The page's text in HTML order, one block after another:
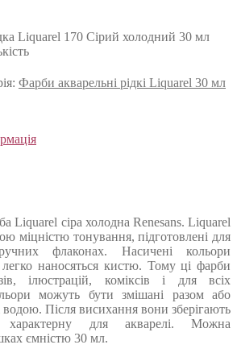
Liquarel 170 Сірий холодний 30 мл
Фарби акварельні рідкі Liquarel 30 мл
Liquarel сіра холодна Renesans. Liquarel
міцністю тонування, підготовлені для
флаконах. Насичені кольори
наносяться кистю. Тому ці фарби
ілюстрацій, коміксів і для всіх
можуть бути змішані разом або
водою. Після висихання вони зберігають
характерну для акварелі. Можна
ємністю 30 мл.